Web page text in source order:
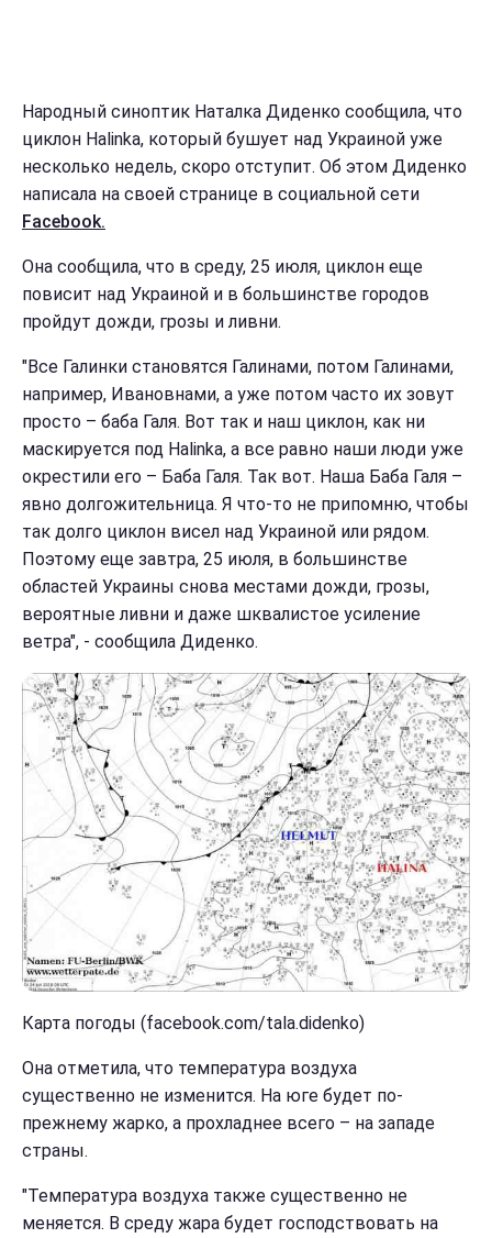
Народный синоптик Наталка Диденко сообщила, что
циклон Halinka, который бушует над Украиной уже
несколько недель, скоро отступит. Об этом Диденко
написала на своей странице в социальной сети
Facebook.
Она сообщила, что в среду, 25 июля, циклон еще
повисит над Украиной и в большинстве городов
пройдут дожди, грозы и ливни.
"Все Галинки становятся Галинами, потом Галинами,
например, Ивановнами, а уже потом часто их зовут
просто – баба Галя. Вот так и наш циклон, как ни
маскируется под Halinka, а все равно наши люди уже
окрестили его – Баба Галя. Так вот. Наша Баба Галя –
явно долгожительница. Я что-то не припомню, чтобы
так долго циклон висел над Украиной или рядом.
Поэтому еще завтра, 25 июля, в большинстве
областей Украины снова местами дожди, грозы,
вероятные ливни и даже шквалистое усиление
ветра", - сообщила Диденко.
Карта погоды (facebook.com/tala.didenko)
Она отметила, что температура воздуха
существенно не изменится. На юге будет по-
прежнему жарко, а прохладнее всего – на западе
страны.
"Температура воздуха также существенно не
меняется. В среду жара будет господствовать на